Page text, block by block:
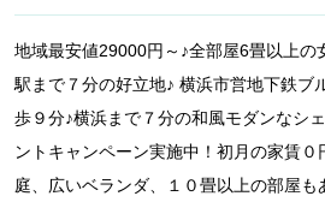
地域最安値29000円～♪全部屋6畳以上の
駅まで７分の好立地♪ 横浜市営地下鉄ブ
歩９分♪横浜まで７分の和風モダンなシ
ントキャンペーン実施中！初月の家賃
庭、広いベランダ、１０畳以上の部屋も